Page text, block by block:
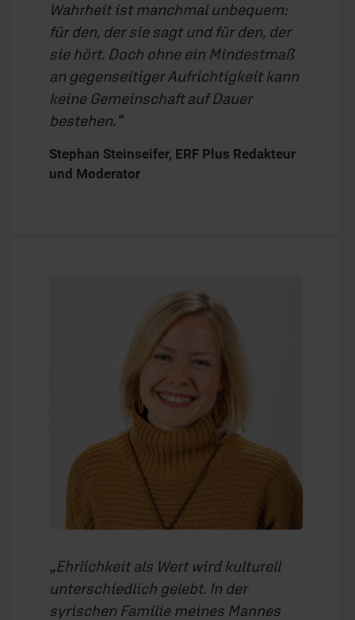
Wahrheit ist manchmal unbequem:
für den, der sie sagt und für den, der
sie hört. Doch ohne ein Mindestmaß
an gegenseitiger Aufrichtigkeit kann
keine Gemeinschaft auf Dauer
bestehen.
Stephan Steinseifer, ERF Plus Redakteur
und Moderator
Ehrlichkeit als Wert wird kulturell
unterschiedlich gelebt. In der
syrischen Familie meines Mannes